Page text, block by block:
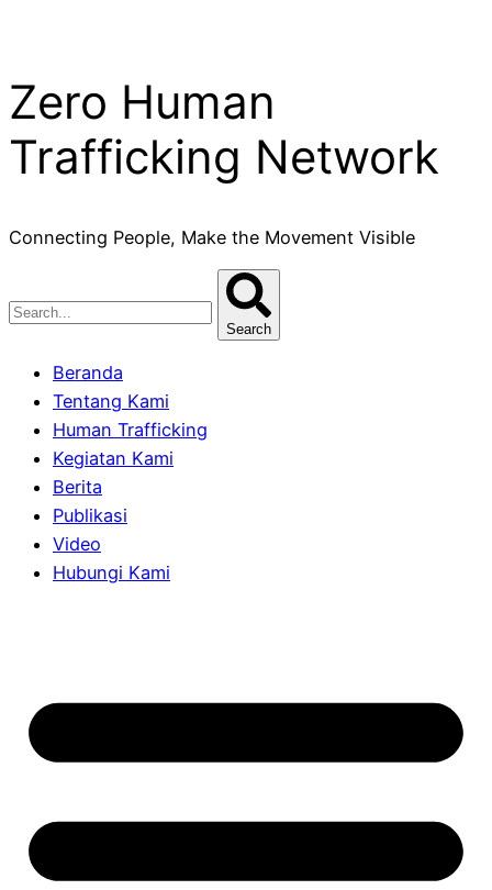
Zero Human
Trafficking Network
Connecting People, Make the Movement Visible
Search
Beranda
Tentang Kami
Human Trafficking
Kegiatan Kami
Berita
Publikasi
Video
Hubungi Kami